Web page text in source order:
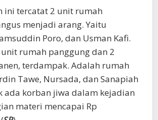
ini tercatat 2 unit rumah
menjadi arang. Yaitu
Poro, dan Usman Kafi.
unit rumah panggung dan 2
terdampak. Adalah rumah
Tawe, Nursada, dan Sanapiah
ada korban jiwa dalam kejadian
materi mencapai Rp